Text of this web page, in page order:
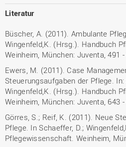
Literatur
Büscher, A. (2011). Ambulante
Wingenfeld,K. (Hrsg.). Handbuch
Weinheim, München: Juventa, 491
Ewers, M. (2011). Case
Steuerungsaufgaben der Pflege. In:
Wingenfeld,K. (Hrsg.). Handbuch
Weinheim, München: Juventa, 643
Görres, S.; Reif, K. (2011). Neue
Pflege. In Schaeffer, D.;
Pflegewissenschaft. Weinheim,